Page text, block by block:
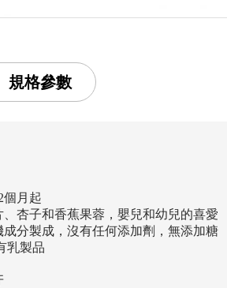
規格參數
個月起
、杏子和香蕉果蓉，嬰兒和幼兒的喜愛
成分製成，沒有任何添加劑，無添加糖
乳製品